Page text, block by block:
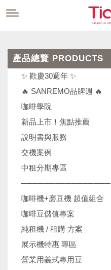
產品總覽 PRODUCTS
✨ 歡慶30週年 ✨
🔥 SANREMO品牌週 🔥
咖啡學院
新品上市！焦點推薦
說明書與服務
交機案例
中租分期專區
────────────────
咖啡機+磨豆機 超值組合
咖啡豆儲值專案
純租機 / 租購 方案
展示機特惠 專區
營業用義式專用豆